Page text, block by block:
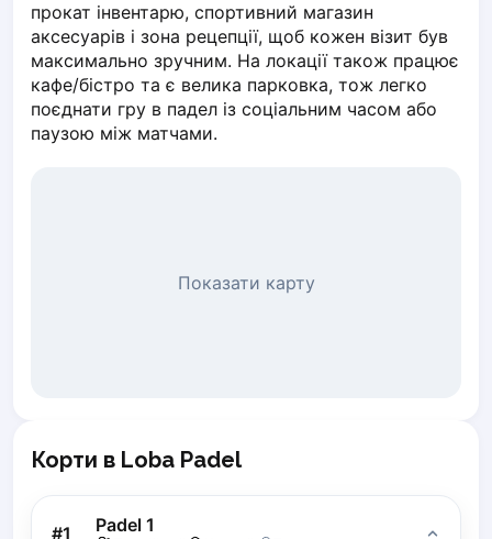
Olsztyn
Opole
Piaseczno
Pisz
Poznan
Pruszcz Gdański
Wroclaw
Zabrze
прокат інвентарю, спортивний магазин
аксесуарів і зона рецепції, щоб кожен візит був
максимально зручним. На локації також працює
кафе/бістро та є велика парковка, тож легко
поєднати гру в падел із соціальним часом або
паузою між матчами.
Показати карту
Корти в Loba Padel
#1 Padel 1